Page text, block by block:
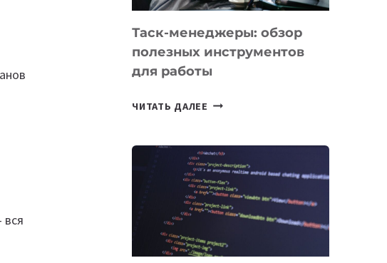
Таск-менеджеры: обзор
полезных инструментов
для работы
ЧИТАТЬ ДАЛЕЕ ТАСК-
ПОЛЕЗНЫХ
ИНСТРУМЕНТОВ
ДЛЯ
РАБОТЫ